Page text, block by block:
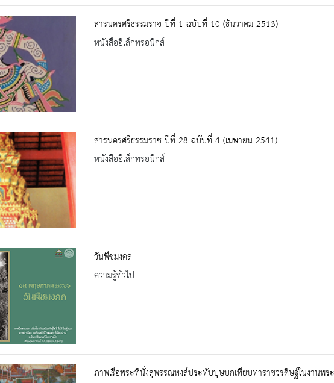
สารนครศรีธรรมราช ปีที่ 1 ฉบับที่ 10 (ธันวาคม 2513)
หนังสืออิเล็กทรอนิกส์
สารนครศรีธรรมราช ปีที่ 28 ฉบับที่ 4 (เมษายน 2541)
หนังสืออิเล็กทรอนิกส์
วันพืชมงคล
ความรู้ทั่วไป
ภาพเรือพระที่นั่งสุพรรณหงส์ประทับบุษบกเทียบท่าราชวรดิษฐ์ในงานพ